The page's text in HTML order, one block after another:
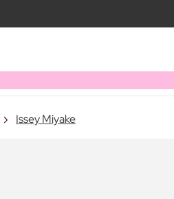
Issey Miyake